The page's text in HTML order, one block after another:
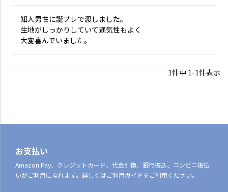
知人男性に誕プレで渡しました。
生地がしっかりしていて通気性もよく
大変喜んでいました。
1件中 1-1件表示
お支払い
Amazon Pay、クレジットカード、代金引換、銀行振込、コンビニ後払
いがご利用になれます。詳しくはご利用ガイドをご利用ください。